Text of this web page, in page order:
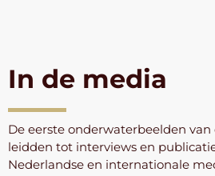
In de media
De eerste onderwaterbeelden van
leidden tot interviews en
Nederlandse en internationale